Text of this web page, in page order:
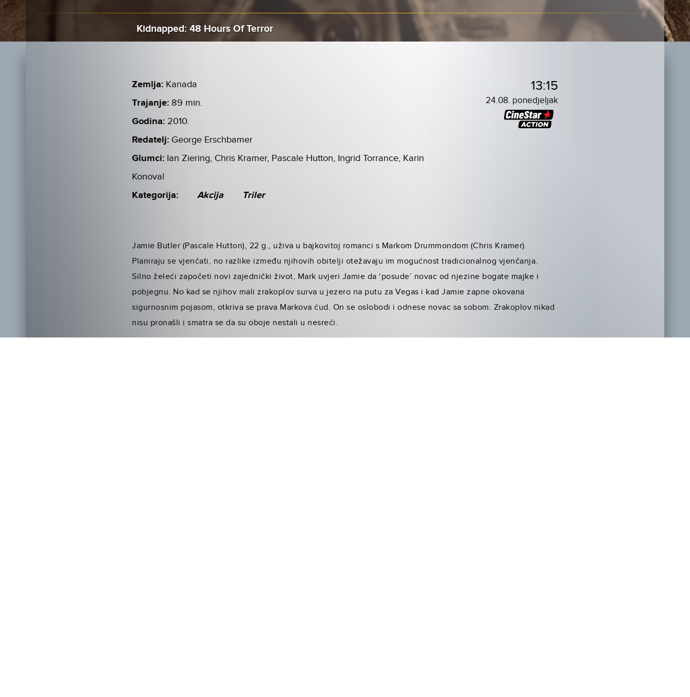
Kidnapped: 48 Hours Of Terror
Zemlja: Kanada
Trajanje: 89 min.
Godina: 2010.
Redatelj: George Erschbamer
Glumci: Ian Ziering, Chris Kramer, Pascale Hutton, Ingrid Torrance, Karin
Konoval
Kategorija: Akcija Triler
13:15
24.08. ponedjeljak
Jamie Butler (Pascale Hutton), 22 g., uživa u bajkovitoj romanci s Markom Drummondom (Chris Kramer).
Planiraju se vjenčati, no razlike između njihovih obitelji otežavaju im mogućnost tradicionalnog vjenčanja.
Silno želeći započeti novi zajednički život, Mark uvjeri Jamie da ‘posude’ novac od njezine bogate majke i
pobjegnu. No kad se njihov mali zrakoplov surva u jezero na putu za Vegas i kad Jamie zapne okovana
sigurnosnim pojasom, otkriva se prava Markova ćud. On se oslobodi i odnese novac sa sobom. Zrakoplov nikad
nisu pronašli i smatra se da su oboje nestali u nesreći.